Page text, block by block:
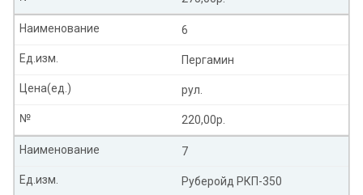
6
Наименование
Пергамин
Ед.изм.
рул.
Цена(ед.)
220,00р.
№
7
Наименование
Руберойд РКП-350
Ед.изм.